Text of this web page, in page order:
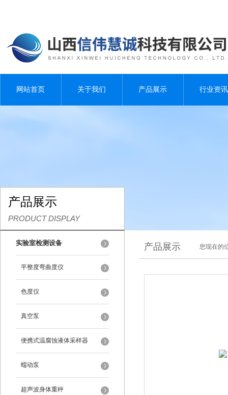
网站首页 关于我们 产品展示 行业资讯
产品展示
PRODUCT DISPLAY
实验室检测设备
平整度弯曲度仪
色度仪
真空泵
便携式温腐蚀液体采样器
蠕动泵
超声波身体重秤
产品展示 您现在的